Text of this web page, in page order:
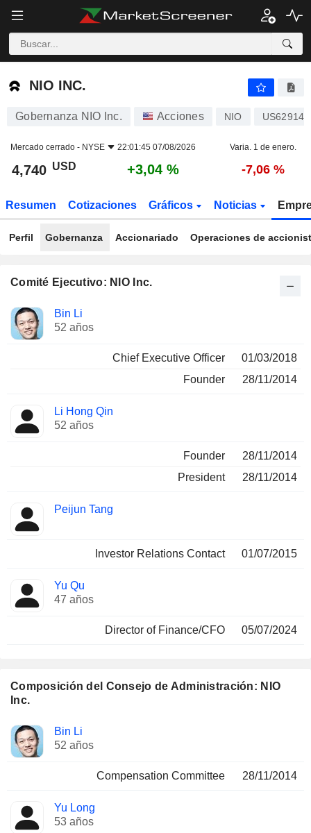
NIO INC.
NIO INC.
Gobernanza NIO Inc. Acciones NIO
Mercado cerrado - NYSE 22:01:45 07/08/2026 Varia. 1 de enero.
4,740 USD +3,04 % -7,06 %
Resumen Cotizaciones Gráficos Noticias
Perfil Gobernanza Accionariado Operaciones de
Comité Ejecutivo: NIO Inc.
Director
Funciones
ocupadas
Bin Li
52 años
Chief Executive Officer
01/03/2018
Founder
28/11/2014
Li Hong Qin
52 años
Founder
28/11/2014
President
28/11/2014
Peijun Tang
Investor Relations Contact 01/07/2015
Yu Qu
47 años
Director of Finance/CFO 05/07/2024
Composición del Consejo de Administración: NIO
Inc.
Administrador
Bin Li
52 años
Compensation Committee 28/11/2014
Yu Long
53 años